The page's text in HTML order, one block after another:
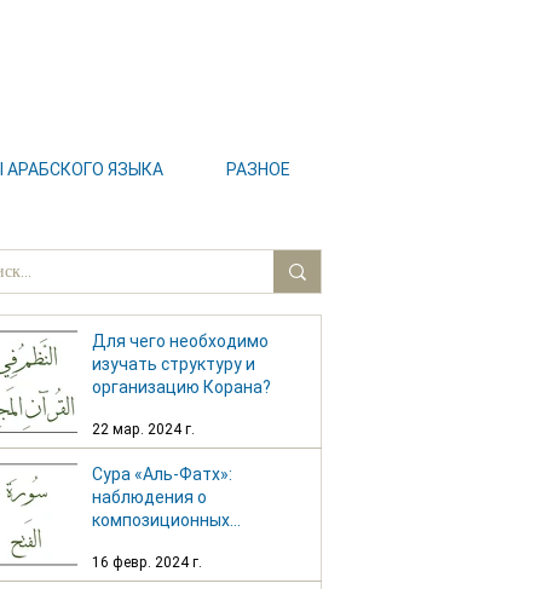
ЯЗЫКА РАЗНОЕ
Для чего необходимо
изучать структуру и
организацию Корана?
22 мар. 2024 г.
Сура «Аль-Фатх»:
наблюдения о
композиционных
16 февр. 2024 г.